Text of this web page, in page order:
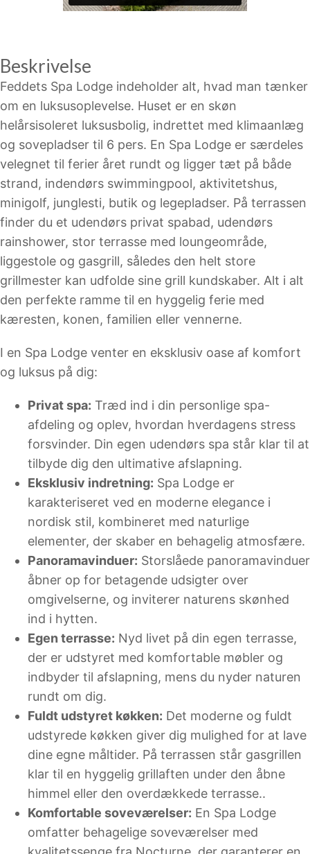
Beskrivelse
Feddets Spa Lodge indeholder alt, hvad man tænker
om en luksusoplevelse. Huset er en skøn
helårsisoleret luksusbolig, indrettet med klimaanlæg
og sovepladser til 6 pers. En Spa Lodge er særdeles
velegnet til ferier året rundt og ligger tæt på både
strand, indendørs swimmingpool, aktivitetshus,
minigolf, junglesti, butik og legepladser. På terrassen
finder du et udendørs privat spabad, udendørs
rainshower, stor terrasse med loungeområde,
liggestole og gasgrill, således den helt store
grillmester kan udfolde sine grill kundskaber. Alt i alt
den perfekte ramme til en hyggelig ferie med
kæresten, konen, familien eller vennerne.
I en Spa Lodge venter en eksklusiv oase af komfort
og luksus på dig:
Privat spa: Træd ind i din personlige spa-
afdeling og oplev, hvordan hverdagens stress
forsvinder. Din egen udendørs spa står klar til at
tilbyde dig den ultimative afslapning.
Eksklusiv indretning: Spa Lodge er
karakteriseret ved en moderne elegance i
nordisk stil, kombineret med naturlige
elementer, der skaber en behagelig atmosfære.
Panoramavinduer: Storslåede panoramavinduer
åbner op for betagende udsigter over
omgivelserne, og inviterer naturens skønhed
ind i hytten.
Egen terrasse: Nyd livet på din egen terrasse,
der er udstyret med komfortable møbler og
indbyder til afslapning, mens du nyder naturen
rundt om dig.
Fuldt udstyret køkken: Det moderne og fuldt
udstyrede køkken giver dig mulighed for at lave
dine egne måltider. På terrassen står gasgrillen
klar til en hyggelig grillaften under den åbne
himmel eller den overdækkede terrasse..
Komfortable soveværelser: En Spa Lodge
omfatter behagelige soveværelser med